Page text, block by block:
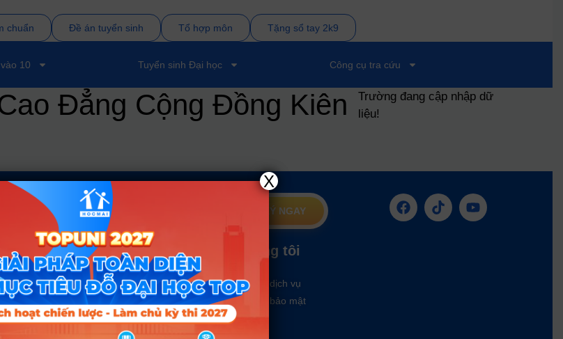
chuẩn Đề án tuyển sinh Tổ hợp môn Tặng sổ tay 2k9
10 Tuyển sinh Đại học Công cụ tra cứu
Đẳng Cộng Đồng Kiên
Trường đang cập nhập dữ
liệu!
ĐĂNG KÝ NGAY
nổi bật
vào 10
Đại học
Về chúng tôi
Điều khoản dịch vụ
Chính sách bảo mật
X